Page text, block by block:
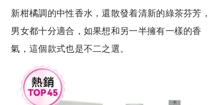
新柑橘調的中性香水，還散發着清新的綠茶芬芳，
男女都十分適合，如果想和另一半擁有一樣的香
氣，這個款式也是不二之選。